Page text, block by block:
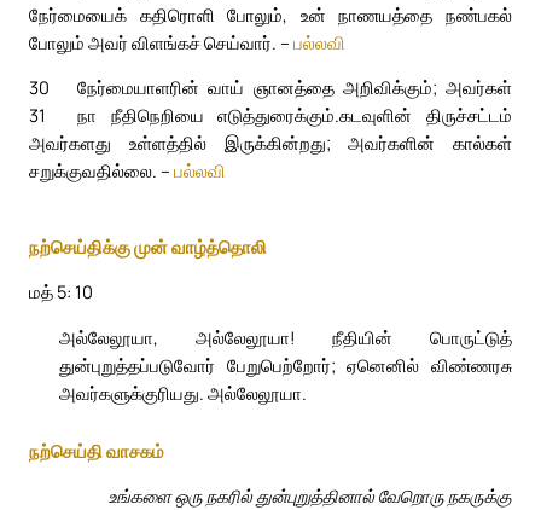
நேர்மையைக் கதிரொளி போலும், உன் நாணயத்தை நண்பகல்
போலும் அவர் விளங்கச் செய்வார். – பல்லவி
30
நேர்மையாளரின் வாய் ஞானத்தை அறிவிக்கும்; அவர்கள்
நா நீதிநெறியை எடுத்துரைக்கும்.
31
கடவுளின் திருச்சட்டம்
அவர்களது உள்ளத்தில் இருக்கின்றது; அவர்களின் கால்கள்
சறுக்குவதில்லை. – பல்லவி
நற்செய்திக்கு முன் வாழ்த்தொலி
மத் 5: 10
அல்லேலூயா, அல்லேலூயா! நீதியின் பொருட்டுத்
துன்புறுத்தப்படுவோர் பேறுபெற்றோர்; ஏனெனில் விண்ணரசு
அவர்களுக்குரியது. அல்லேலூயா.
நற்செய்தி வாசகம்
உங்களை ஒரு நகரில் துன்புறுத்தினால் வேறொரு நகருக்கு